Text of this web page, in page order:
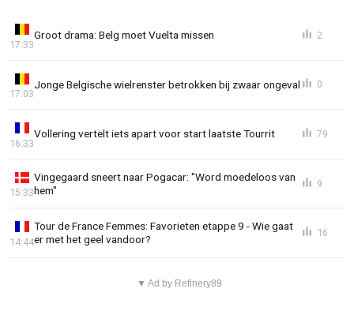
Groot drama: Belg moet Vuelta missen
17:33
2
Jonge Belgische wielrenster betrokken bij zwaar ongeval
17:03
0
Vollering vertelt iets apart voor start laatste Tourrit
16:33
79
Vingegaard sneert naar Pogacar: "Word moedeloos van
hem"
15:33
9
Tour de France Femmes: Favorieten etappe 9 - Wie gaat
er met het geel vandoor?
14:44
16
▼ Ad by Refinery89